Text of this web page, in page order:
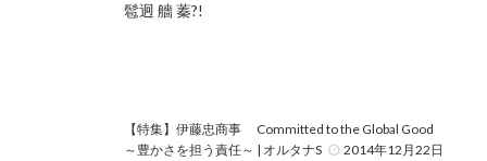
髱迥 艢 蓁?!
【特集】伊藤忠商事 Committed to the Global Good
～豊かさを担う責任～ | オルタナS
2014年12月22日